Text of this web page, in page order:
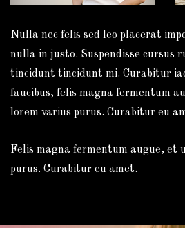
Nulla nec felis sed leo placerat
nulla in justo. Suspendisse cursus
tincidunt tincidunt mi. Curabitur
faucibus, felis magna fermentum
lorem varius purus. Curabitur eu
Felis magna fermentum augue, et
purus. Curabitur eu amet.